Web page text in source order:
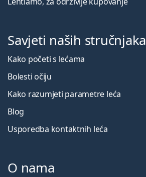
Savjeti naših stručnjaka
Kako početi s lećama
Bolesti očiju
Kako razumjeti parametre leća
Blog
Usporedba kontaktnih leća
O nama